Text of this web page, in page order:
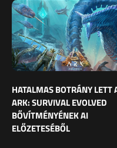
HATALMAS BOTRÁNY LETT
ARK: SURVIVAL EVOLVED
BŐVÍTMÉNYÉNEK AI
ELŐZETESÉBŐL